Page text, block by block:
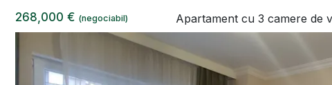
268,000 € (negociabil) Apartament cu 3 camere de